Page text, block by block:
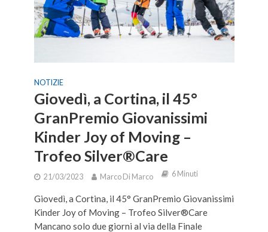
NOTIZIE
Giovedì, a Cortina, il 45°
GranPremio Giovanissimi
Kinder Joy of Moving –
Trofeo Silver®Care
21/03/2023 Marco Di Marco 6 Minuti
Giovedì, a Cortina, il 45° GranPremio Giovanissimi
Kinder Joy of Moving – Trofeo Silver®Care
Mancano solo due giorni al via della Finale